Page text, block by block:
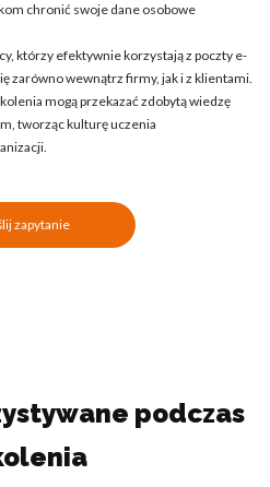
chronić swoje dane osobowe
którzy efektywnie korzystają z poczty e-
zarówno wewnątrz firmy, jak i z klientami.
mogą przekazać zdobytą wiedzę
tworząc kulturę uczenia
zapytanie
podczas